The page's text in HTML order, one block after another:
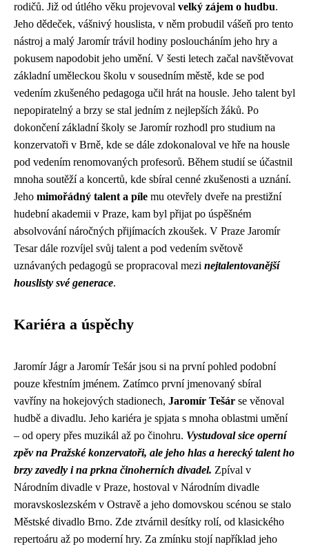
rodičů. Již od útlého věku projevoval velký zájem o hudbu.
Jeho dědeček, vášnivý houslista, v něm probudil vášeň pro tento
nástroj a malý Jaromír trávil hodiny posloucháním jeho hry a
pokusem napodobit jeho umění. V šesti letech začal navštěvovat
základní uměleckou školu v sousedním městě, kde se pod
vedením zkušeného pedagoga učil hrát na housle. Jeho talent byl
nepopiratelný a brzy se stal jedním z nejlepších žáků. Po
dokončení základní školy se Jaromír rozhodl pro studium na
konzervatoři v Brně, kde se dále zdokonaloval ve hře na housle
pod vedením renomovaných profesorů. Během studií se účastnil
mnoha soutěží a koncertů, kde sbíral cenné zkušenosti a uznání.
Jeho mimořádný talent a píle mu otevřely dveře na prestižní
hudební akademii v Praze, kam byl přijat po úspěšném
absolvování náročných přijímacích zkoušek. V Praze Jaromír
Tesar dále rozvíjel svůj talent a pod vedením světově
uznávaných pedagogů se propracoval mezi nejtalentovanější
houslisty své generace.
Kariéra a úspěchy
Jaromír Jágr a Jaromír Tešár jsou si na první pohled podobní
pouze křestním jménem. Zatímco první jmenovaný sbíral
vavříny na hokejových stadionech, Jaromír Tešár se věnoval
hudbě a divadlu. Jeho kariéra je spjata s mnoha oblastmi umění
– od opery přes muzikál až po činohru. Vystudoval sice operní
zpěv na Pražské konzervatoři, ale jeho hlas a herecký talent ho
brzy zavedly i na prkna činoherních divadel. Zpíval v
Národním divadle v Praze, hostoval v Národním divadle
moravskoslezském v Ostravě a jeho domovskou scénou se stalo
Městské divadlo Brno. Zde ztvárnil desítky rolí, od klasického
repertoáru až po moderní hry. Za zmínku stojí například jeho